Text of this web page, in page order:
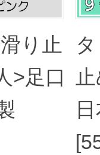
り止
>足口